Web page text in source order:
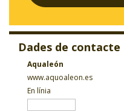
Dades de contacte
Aqualeón
www.aquoaleon.es
En línia